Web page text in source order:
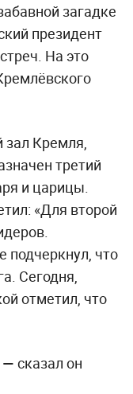
загадке
президент
На это
зал Кремля,
третий
и царицы.
«Для второй
подчеркнул, что
Сегодня,
отметил, что
— сказал он